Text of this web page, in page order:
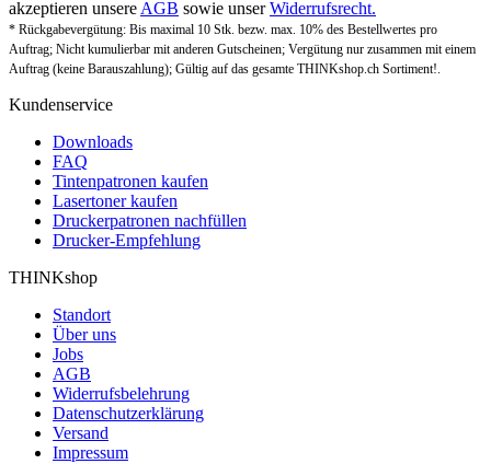
akzeptieren unsere AGB sowie unserWiderrufsrecht.
* Rückgabevergütung: Bis maximal 10 Stk. bezw. max. 10% des Bestellwertes pro
Auftrag; Nicht kumulierbar mit anderen Gutscheinen; Vergütung nur zusammen mit einem
Auftrag (keine Barauszahlung); Gültig auf das gesamte THINKshop.ch Sortiment!.
Kundenservice
Downloads
FAQ
Tintenpatronen kaufen
Lasertoner kaufen
Druckerpatronen nachfüllen
Drucker-Empfehlung
THINKshop
Standort
Über uns
Jobs
AGB
Widerrufsbelehrung
Datenschutzerklärung
Versand
Impressum